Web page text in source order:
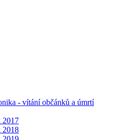
- vítání občánků a úmrtí
2017
2018